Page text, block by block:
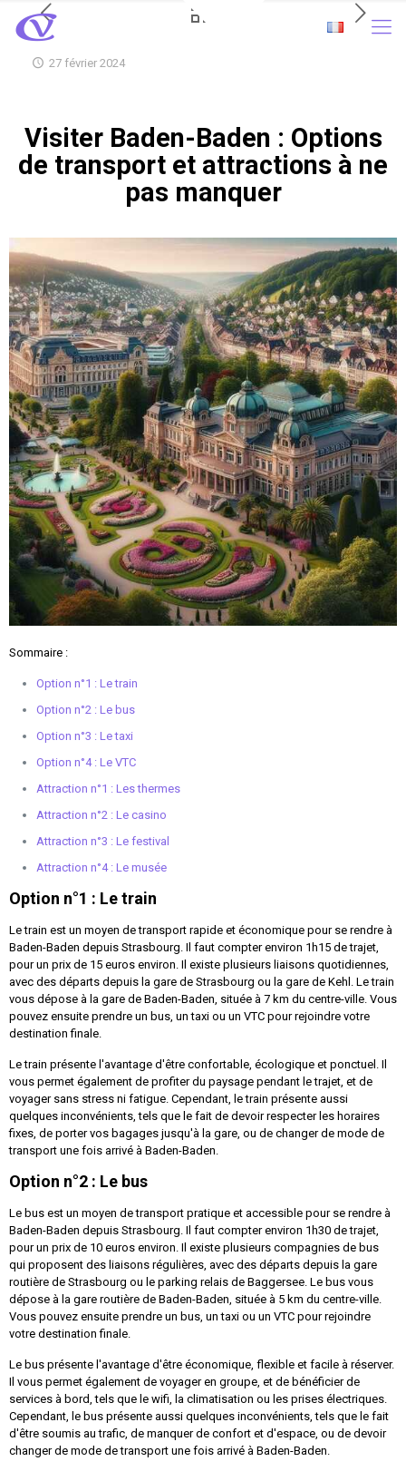
27 février 2024
Visiter Baden-Baden : Options
de transport et attractions à ne
pas manquer
Sommaire :
Option n°1 : Le train
Option n°2 : Le bus
Option n°3 : Le taxi
Option n°4 : Le VTC
Attraction n°1 : Les thermes
Attraction n°2 : Le casino
Attraction n°3 : Le festival
Attraction n°4 : Le musée
Option n°1 : Le train
Le train est un moyen de transport rapide et économique pour se rendre à
Baden-Baden depuis Strasbourg. Il faut compter environ 1h15 de trajet,
pour un prix de 15 euros environ. Il existe plusieurs liaisons quotidiennes,
avec des départs depuis la gare de Strasbourg ou la gare de Kehl. Le train
vous dépose à la gare de Baden-Baden, située à 7 km du centre-ville. Vous
pouvez ensuite prendre un bus, un taxi ou un VTC pour rejoindre votre
destination finale.
Le train présente l'avantage d'être confortable, écologique et ponctuel. Il
vous permet également de profiter du paysage pendant le trajet, et de
voyager sans stress ni fatigue. Cependant, le train présente aussi
quelques inconvénients, tels que le fait de devoir respecter les horaires
fixes, de porter vos bagages jusqu'à la gare, ou de changer de mode de
transport une fois arrivé à Baden-Baden.
Option n°2 : Le bus
Le bus est un moyen de transport pratique et accessible pour se rendre à
Baden-Baden depuis Strasbourg. Il faut compter environ 1h30 de trajet,
pour un prix de 10 euros environ. Il existe plusieurs compagnies de bus
qui proposent des liaisons régulières, avec des départs depuis la gare
routière de Strasbourg ou le parking relais de Baggersee. Le bus vous
dépose à la gare routière de Baden-Baden, située à 5 km du centre-ville.
Vous pouvez ensuite prendre un bus, un taxi ou un VTC pour rejoindre
votre destination finale.
Le bus présente l'avantage d'être économique, flexible et facile à réserver.
Il vous permet également de voyager en groupe, et de bénéficier de
services à bord, tels que le wifi, la climatisation ou les prises électriques.
Cependant, le bus présente aussi quelques inconvénients, tels que le fait
d'être soumis au trafic, de manquer de confort et d'espace, ou de devoir
changer de mode de transport une fois arrivé à Baden-Baden.